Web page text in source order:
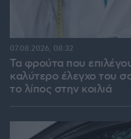
Τα φρούτα που
καλύτερο έλεγχο του
το λίπος στην κοιλιά
07.08.2026, 08:32